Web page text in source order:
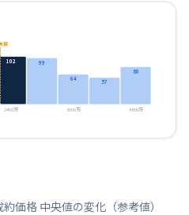
102 99
64 57
80
2400万 3600万 4800万
値
価格 中央値の変化（参考値）